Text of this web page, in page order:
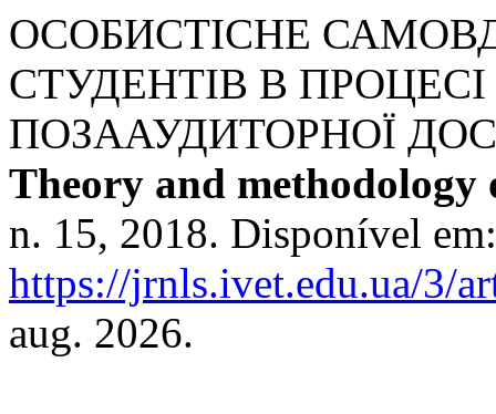
ОСОБИСТІСНЕ
СТУДЕНТІВ В ПРОЦЕСІ
ПОЗААУДИТОРНОЇ
Theory and
n. 15, 2018. Disponível em:
https://jrnls.ivet.edu.ua/3/
aug. 2026.